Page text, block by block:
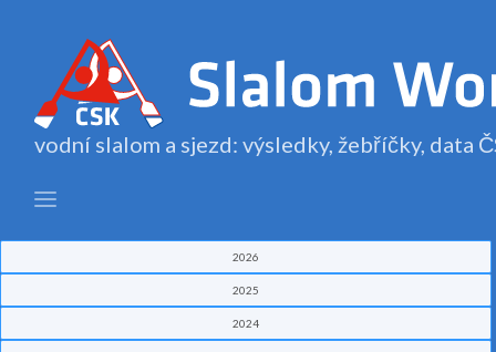
vodní slalom a sjezd: výsledky, žebříčky, data
2026
2025
2024